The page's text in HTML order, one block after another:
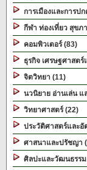
การเมืองและการป
กีฬา ท่องเที่ยว สุขภ
คอมพิวเตอร์ (83)
ธุรกิจ เศรษฐศาสต
จิตวิทยา (11)
นวนิยาย อ่านเล่น แ
วิทยาศาสตร์ (22)
ประวัติศาสตร์และอั
ศาสนาและปรัชญา
ศิลปะและวัฒนธรรม